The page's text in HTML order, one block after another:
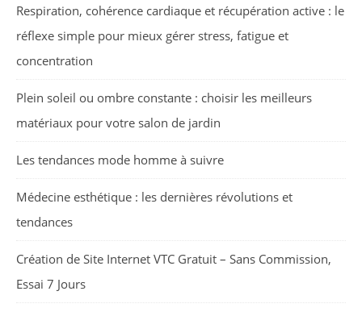
Respiration, cohérence cardiaque et récupération active : le
réflexe simple pour mieux gérer stress, fatigue et
concentration
Plein soleil ou ombre constante : choisir les meilleurs
matériaux pour votre salon de jardin
Les tendances mode homme à suivre
Médecine esthétique : les dernières révolutions et
tendances
Création de Site Internet VTC Gratuit – Sans Commission,
Essai 7 Jours